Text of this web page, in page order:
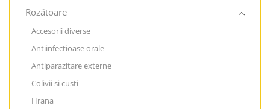
Rozătoare
Accesorii diverse
Antiinfectioase orale
Antiparazitare externe
Colivii si custi
Hrana